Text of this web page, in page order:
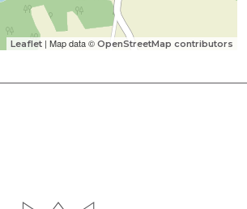
Leaflet | Map data © OpenStreetMap contributors